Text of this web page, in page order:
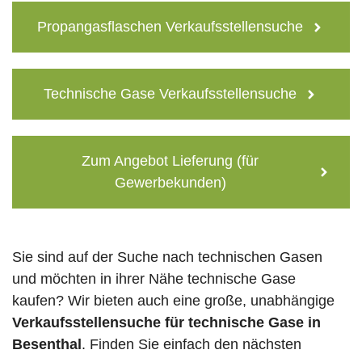
Propangasflaschen Verkaufsstellensuche
Technische Gase Verkaufsstellensuche
Zum Angebot Lieferung (für
Gewerbekunden)
Sie sind auf der Suche nach technischen Gasen
und möchten in ihrer Nähe technische Gase
kaufen? Wir bieten auch eine große, unabhängige
Verkaufsstellensuche für technische Gase in
Besenthal . Finden Sie einfach den nächsten